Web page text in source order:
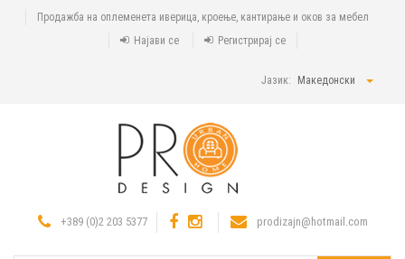
Продажба на оплеменета иверица, кроење, кантирање и оков за мебел
Најави се
Регистрирај се
Јазик: Македонски
+389 (0)2 203 5377 prodizajn@hotmail.com